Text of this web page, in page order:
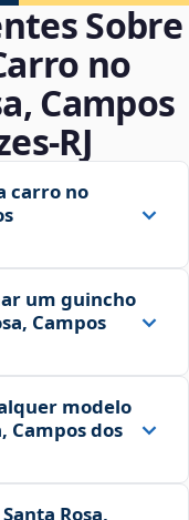
Sobre
no
Campos
carro no
um guincho
Campos
modelo
Campos dos
Rosa,